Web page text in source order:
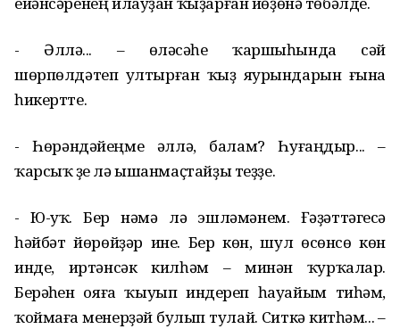
- Әллә... – өләсәһе ҡаршыһында сәй
шөрпөлдәтеп ултырған ҡыҙ яурындарын ғына
һикертте.
- Һөрәндәйеңме әллә, балам? Һуғаңдыр... –
ҡарсыҡ үҙе лә ышанмаҫтайҙы теҙҙе.
- Ю-уҡ. Бер нәмә лә эшләмәнем. Ғәҙәттәгесә
һәйбәт йөрөйҙәр ине. Бер көн, шул өсөнсө көн
инде, иртәнсәк килһәм – минән ҡурҡалар.
Берәүһен ояға ҡыуып индереп һауайым тиһәм,
ҡоймаға менерҙәй булып тулай. Ситкә китһәм... –